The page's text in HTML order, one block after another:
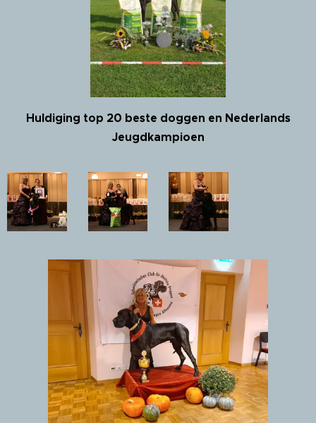
Huldiging top 20 beste doggen en Nederlands
Jeugdkampioen